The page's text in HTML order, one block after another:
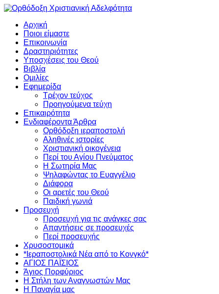
Αρχική
Ποιοι είμαστε
Επικοινωνία
Δραστηριότητες
Υποσχέσεις του Θεού
Βιβλία
Ομιλίες
Εφημερίδα
Τρέχον τεύχος
Προηγούμενα τεύχη
Επικαιρότητα
Ενδιαφέροντα Άρθρα
Ορθόδοξη ιεραποστολή
Αληθινές ιστορίες
Χριστιανική οικογένεια
Περί του Αγίου Πνεύματος
Η Σωτηρία Μας
Ψηλαφώντας το Ευαγγέλιο
Διάφορα
Οι αρετές του Θεού
Παιδική γωνιά
Προσευχή
Προσευχή για τις ανάγκες σας
Απαντήσεις σε προσευχές
Περί προσευχής
Χρυσοστομικά
*Ιεραποστολικά Νέα από το Κονγκό*
ΑΓΙΟΣ ΠΑΪΣΙΟΣ
Άγιος Πορφύριος
Η Στήλη των Αναγνωστών Mας
Η Παναγία μας